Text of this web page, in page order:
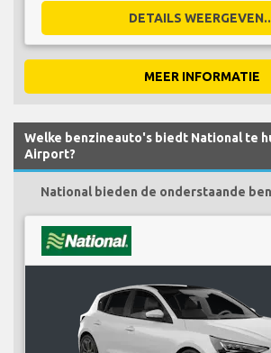
DETAILS
MEER INFORMATIE
Welke benzineauto's biedt National te
Airport?
National bieden de onderstaande